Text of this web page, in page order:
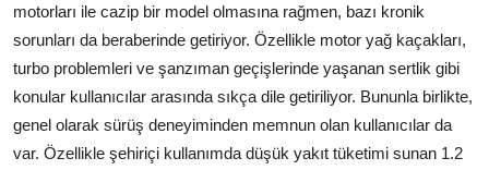
motorları ile cazip bir model olmasına rağmen, bazı kronik
sorunları da beraberinde getiriyor. Özellikle motor yağ kaçakları,
turbo problemleri ve şanzıman geçişlerinde yaşanan sertlik gibi
konular kullanıcılar arasında sıkça dile getiriliyor. Bununla birlikte,
genel olarak sürüş deneyiminden memnun olan kullanıcılar da
var. Özellikle şehiriçi kullanımda düşük yakıt tüketimi sunan 1.2